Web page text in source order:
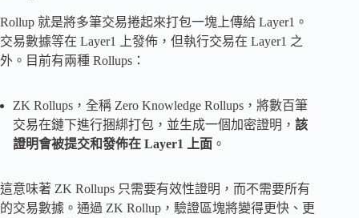
Rollup 就是將多筆交易捲起來打包一塊上傳給 Layer1。
交易數據等在 Layer1 上發佈，但執行交易在 Layer1 之
外。目前有兩種 Rollups：
ZK Rollups，全稱 Zero Knowledge Rollups，將數百筆
交易在鏈下進行捆綁打包，並生成一個加密證明， 該
證明會被提交和發佈在 Layer1 上面 。
這意味著 ZK Rollups 只需要有效性證明，而不需要所有
的交易數據。通過 ZK Rollup，驗證區塊將變得更快、更